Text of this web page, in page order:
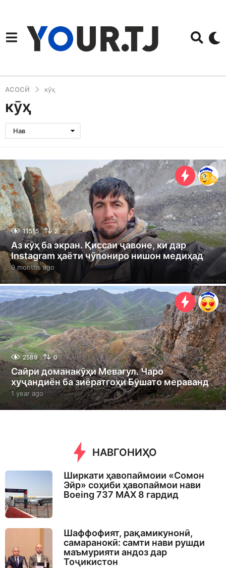
АСОСӢ кӯҳ
кӯҳ
Нав
11515 2
Аз кӯҳ ба экран. Қиссаи ҷавоне, ки дар
Instagram ҳаёти чӯпониро нишон медиҳад
9 months ago
m
o
n
t
h
s
a
g
o
2589 0
Сайри доманакӯҳи Мевағул. Чаро
хуҷандиён ба зиёратгоҳи Бӯшато мераванд
1 year ago1
y
e
НАВГОНИҲО
Ширкати ҳавопаймоии «Сомон
Эйр» соҳиби ҳавопаймои нави
Boeing 737 MAX 8 гардид
Шаффофият, рақамикунонӣ,
самаранокӣ: самти нави рушди
маъмурияти андоз дар
Тоҷикистон